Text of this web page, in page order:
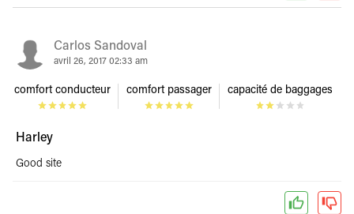
Carlos Sandoval
avril 26, 2017 02:33 am
comfort conducteur comfort passager capacité de baggages
Harley
Good site